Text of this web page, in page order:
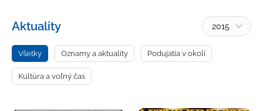
Aktuality
Všetky Oznamy a aktuality Podujatia v okolí
Kultúra a voľný čas
2015